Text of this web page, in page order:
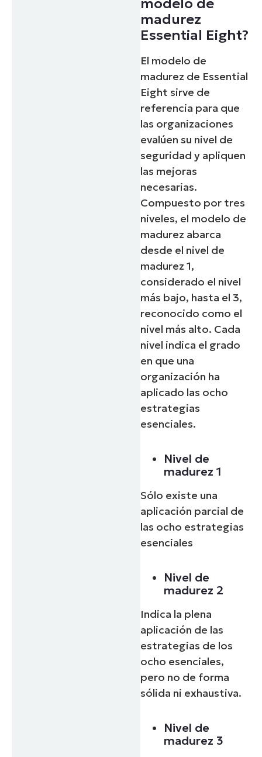
modelo de
madurez
Essential Eight?
El modelo de
madurez de Essential
Eight sirve de
referencia para que
las organizaciones
evalúen su nivel de
seguridad y apliquen
las mejoras
necesarias.
Compuesto por tres
niveles, el modelo de
madurez abarca
desde el nivel de
madurez 1,
considerado el nivel
más bajo, hasta el 3,
reconocido como el
nivel más alto. Cada
nivel indica el grado
en que una
organización ha
aplicado las ocho
estrategias
esenciales.
Nivel de
madurez 1
Sólo existe una
aplicación parcial de
las ocho estrategias
esenciales
Nivel de
madurez 2
Indica la plena
aplicación de las
estrategias de los
ocho esenciales,
pero no de forma
sólida ni exhaustiva.
Nivel de
madurez 3